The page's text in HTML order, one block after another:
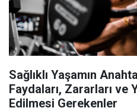
Sağlıklı Yaşamın
Faydaları, Zararları ve
Edilmesi Gerekenler